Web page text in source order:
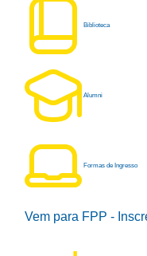
Biblioteca
Alumni
Formas de Ingresso
Vem para FPP -